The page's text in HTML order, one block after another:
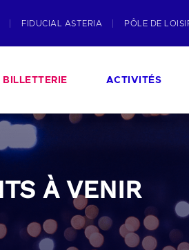
FIDUCIAL ASTERIA PÔLE DE
BILLETTERIE ACTIVITÉS
À VENIR